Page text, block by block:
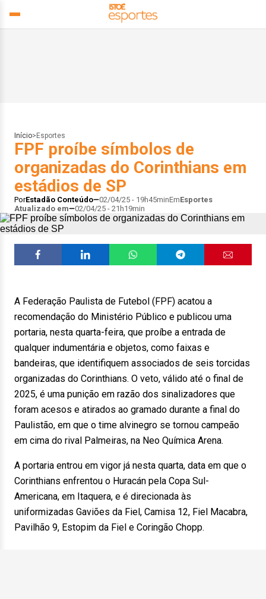
Início> Esportes
FPF proíbe símbolos de
organizadas do Corinthians em
estádios de SP
PorEstadão Conteúdo 02/04/25 - 19h45minEmEsportes
Atualizado em
02/04/25 - 21h19min
A Federação Paulista de Futebol (FPF) acatou a
recomendação do Ministério Público e publicou uma
portaria, nesta quarta-feira, que proíbe a entrada de
qualquer indumentária e objetos, como faixas e
bandeiras, que identifiquem associados de seis torcidas
organizadas do Corinthians. O veto, válido até o final de
2025, é uma punição em razão dos sinalizadores que
foram acesos e atirados ao gramado durante a final do
Paulistão, em que o time alvinegro se tornou campeão
em cima do rival Palmeiras, na Neo Química Arena.
A portaria entrou em vigor já nesta quarta, data em que o
Corinthians enfrentou o Huracán pela Copa Sul-
Americana, em Itaquera, e é direcionada às
uniformizadas Gaviões da Fiel, Camisa 12, Fiel Macabra,
Pavilhão 9, Estopim da Fiel e Coringão Chopp.